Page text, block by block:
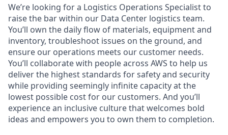
We’re looking for a Logistics Operations Specialist to
raise the bar within our Data Center logistics team.
You’ll own the daily flow of materials, equipment and
inventory, troubleshoot issues on the ground, and
ensure our operations meets our customer needs.
You’ll collaborate with people across AWS to help us
deliver the highest standards for safety and security
while providing seemingly infinite capacity at the
lowest possible cost for our customers. And you’ll
experience an inclusive culture that welcomes bold
ideas and empowers you to own them to completion.